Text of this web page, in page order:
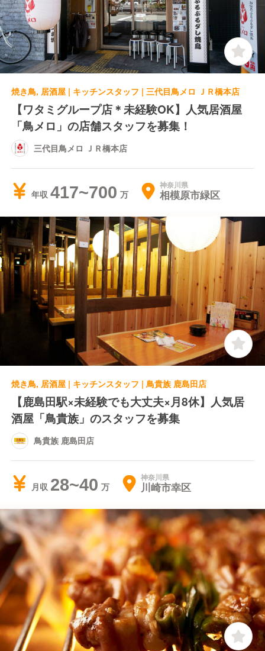
焼き鳥, 居酒屋 | キッチンスタッフ | 三代目鳥メロ ＪＲ橋本店
【ワタミグループ店＊未経験OK】人気居酒屋
「鳥メロ」の店舗スタッフを募集！
三代目鳥メロ ＪＲ橋本店
年収 417~700 神奈川県
相模原市緑区
焼き鳥, 居酒屋 | キッチンスタッフ | 鳥貴族 鹿島田店
【鹿島田駅×未経験でも大丈夫×月8休】人気居
酒屋「鳥貴族」のスタッフを募集
鳥貴族 鹿島田店
月収 28~40 神奈川県
川崎市幸区